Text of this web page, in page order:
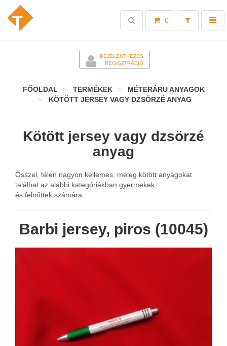
Toggle
0
Toggle
search
BEJELENTKEZÉS
REGISZTRÁCIÓ
FŐOLDAL TERMÉKEK
MÉTERÁRU ANYAGOK
KÖTÖTT JERSEY VAGY DZSÖRZÉ ANYAG
Kötött jersey vagy dzsörzé
anyag
Ősszel, télen nagyon kellemes, meleg kötött anyagokat
találhat az alábbi kategóriákban gyermekek
és felnőttek számára.
Barbi jersey, piros (10045)